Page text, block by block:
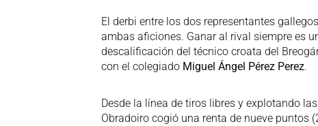
El derbi entre los dos representantes
ambas aficiones. Ganar al rival siempre es
descalificación del técnico croata del
con el colegiado Miguel Ángel Pérez Perez.
Desde la línea de tiros libres y explotando
Obradoiro cogió una renta de nueve puntos